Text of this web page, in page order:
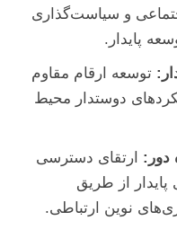
و سیاست‌گذاری
پایدار.
توسعه ارقام مقاوم
دوستدار محیط
دور: ارتقای دسترسی
از طریق
نوین ارتباطی.